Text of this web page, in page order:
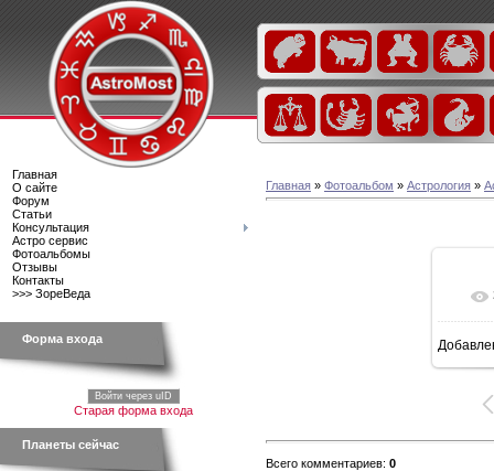
Главная
О сайте
Форум
Статьи
Консультация
Астро сервис
Фотоальбомы
Отзывы
Контакты
>>> ЗореВеда
Форма входа
Войти через uID
Старая форма входа
Планеты сейчас
Главная » Фотоальбом » Астрология »
Всего комментариев: 0